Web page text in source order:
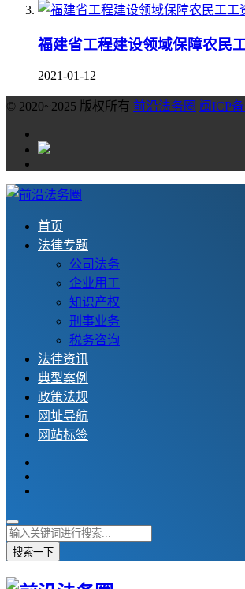
福建省工程建设领域保障农民
2021-01-12
© 2020~2025 版权所有 前沿法务圈 闽ICP
首页
法律专题
公司法务
企业用工
知识产权
刑事业务
税务咨询
法律资讯
典型案例
政策法规
网址导航
网站标签
搜索一下